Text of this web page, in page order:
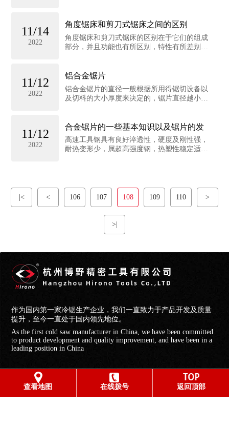
锯片却始终困扰着许多企业。 为何薄薄的锯...
11/14
2022
角度锯床和剪刀式锯床之间的区别
角度锯床和剪刀式锯床的区别在于它们的组成
部分，并且功能也有所区别，特性有所差别。
意提升，而且角度锯床还降低了工业生产中
的...
11/12
2022
铝合金锯片
铝合金锯片的直径一般根据所用得锯切设备以
及切料的大小厚度来决定的，锯片直径越小，
片的大小是根据不同的锯切设备机型选择直
径...
11/12
2022
合金锯片的一些基本知识以及锯片的发
高速工具钢具有良好淬透性，硬度及刚性强，
耐热变形少，属超高强度钢，热塑性稳定适宜
直径大...
|<
< 106 107 108 109 110 >
>|
作为国内第一家冷锯生产企业，我们一直致力于产品开发及质量
提升，至今一直处于国内领先地位。
As the first cold saw manufacturer in China, we have been committed
to product development and quality improvement, and have been in a
leading position in China
查看地图 在线拨号 返回顶部